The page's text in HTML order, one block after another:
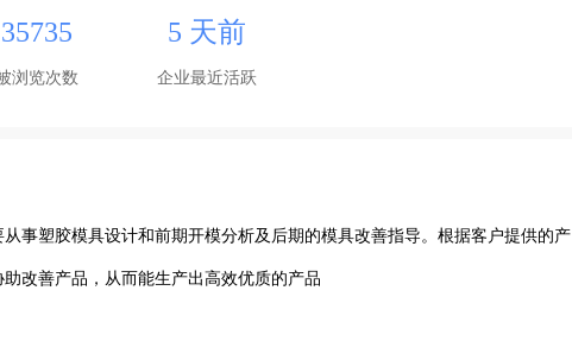
35735
浏览次数
5 天前
企业最近活跃
事塑胶模具设计和前期开模分析及后期的模具改善指导。根据客户提供的产
改善产品，从而能生产出高效优质的产品